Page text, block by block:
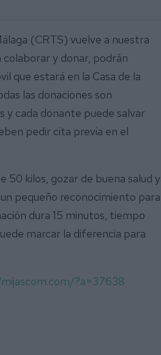
(CRTS) vuelve a nuestra
colaborar y donar, podrán
que estará en la Casa de la
las donaciones son
y cada donante puede salvar
pedir cita previa en el
50 kilos, gozar de buena salud y
pequeño reconocimiento para
dura 15 minutos, tiempo
marcar la diferencia para
?a=37638